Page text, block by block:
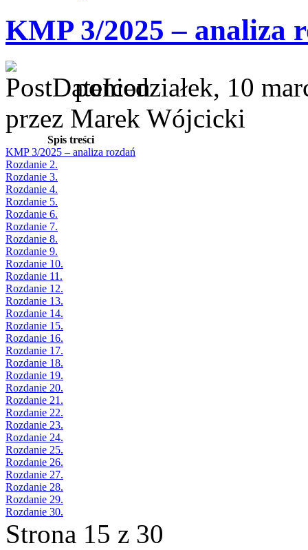
KMP 3/2025 – analiza
poniedziałek, 10
przez Marek Wójcicki
Spis treści
KMP 3/2025 – analiza rozdań
Rozdanie 2.
Rozdanie 3.
Rozdanie 4.
Rozdanie 5.
Rozdanie 6.
Rozdanie 7.
Rozdanie 8.
Rozdanie 9.
Rozdanie 10.
Rozdanie 11.
Rozdanie 12.
Rozdanie 13.
Rozdanie 14.
Rozdanie 15.
Rozdanie 16.
Rozdanie 17.
Rozdanie 18.
Rozdanie 19.
Rozdanie 20.
Rozdanie 21.
Rozdanie 22.
Rozdanie 23.
Rozdanie 24.
Rozdanie 25.
Rozdanie 26.
Rozdanie 27.
Rozdanie 28.
Rozdanie 29.
Rozdanie 30.
Strona 15 z 30